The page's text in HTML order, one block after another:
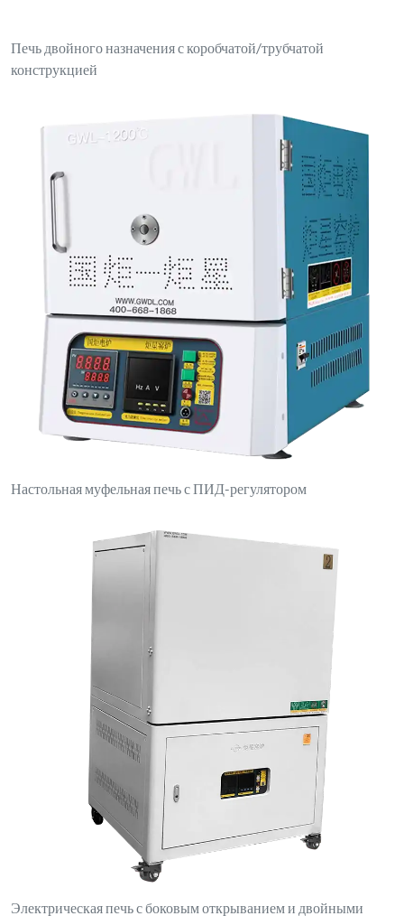
Настольная муфельная печь с ПИД-регулятором
Электрическая печь с боковым открыванием и двойными
переключателями управления
Свяжитесь с нами
luoyanganjing@gmail.com
+86-13937922703
№ 1, северная сторона улицы Дунфэн, парк Синьань, зона
экономического и технологического развития, уезд Синьань,
город Лоян, провинция Хэнань
Продукты